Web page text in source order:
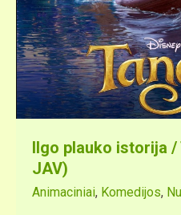
Ilgo plauko istorija /
JAV)
Animaciniai, Komedijos,